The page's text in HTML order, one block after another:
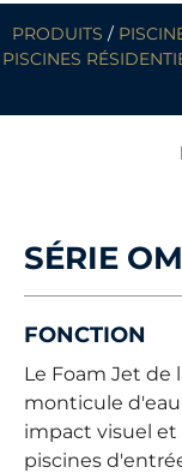
PRODUITS /
PISCINES
SÉRIE
FONCTION
Le Foam Jet de
monticule
impact visuel
piscines